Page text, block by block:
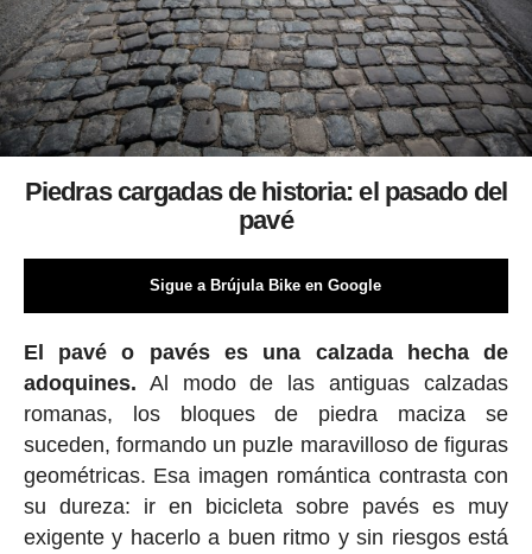
Piedras cargadas de historia: el pasado del
pavé
Sigue a Brújula Bike en Google
El pavé o pavés es una calzada hecha de
adoquines. Al modo de las antiguas calzadas
romanas, los bloques de piedra maciza se
suceden, formando un puzle maravilloso de figuras
geométricas. Esa imagen romántica contrasta con
su dureza: ir en bicicleta sobre pavés es muy
exigente y hacerlo a buen ritmo y sin riesgos está